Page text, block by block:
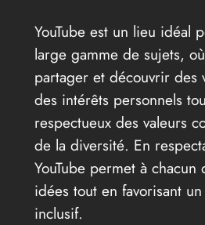
YouTube est un lieu idéal
large gamme de sujets,
partager et découvrir des
des intérêts personnels
respectueux des valeurs
de la diversité. En
YouTube permet à chacun
idées tout en favorisant
inclusif.